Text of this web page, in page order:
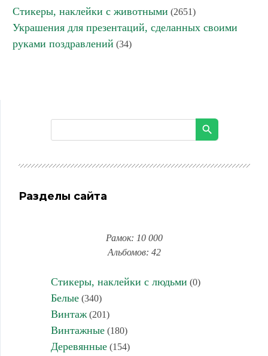
Стикеры, наклейки с животными (2651)
Украшения для презентаций, сделанных своими
руками поздравлений (34)
Разделы сайта
Рамок: 10 000
Альбомов: 42
Стикеры, наклейки с людьми (0)
Белые(340)
Винтаж(201)
Винтажные(180)
Деревянные(154)